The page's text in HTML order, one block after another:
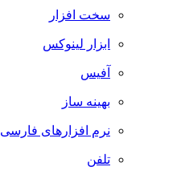
سخت افزار
ابزار لینوکس
آفیس
بهینه ساز
نرم افزارهای فارسی
تلفن